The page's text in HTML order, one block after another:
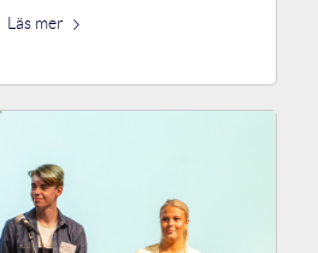
Läs mer